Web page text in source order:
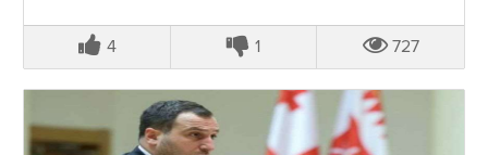
4 1 727